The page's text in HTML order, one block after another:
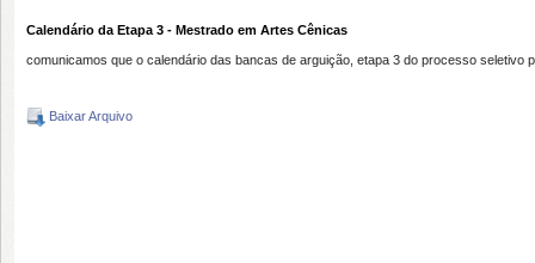
Calendário da Etapa 3 - Mestrado em Artes Cênicas
comunicamos que o calendário das bancas de arguição, etapa 3 do processo
Baixar Arquivo